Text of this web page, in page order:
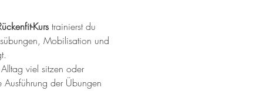
Kurs trainierst du
Mobilisation und
viel sitzen oder
der Übungen